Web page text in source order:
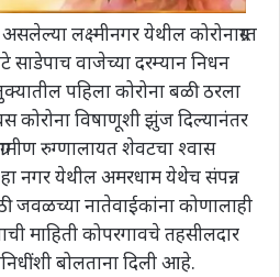
लक्ष्मीनगर येथील कोरोनाग्रस्त
वाजेच्या दरम्यान निधन
पहिला कोरोना बळी ठरला
कोरोना विषाणूशी झुंज दिल्यानंतर
रुग्णालायत शेवटचा श्वास
नगर येथील अमरधाम येथेच संपन्न
जवळच्या नातेवाईकांना कोणालाही
माहिती कोपरगावचे तहसीलदार
बोलताना दिली आहे.